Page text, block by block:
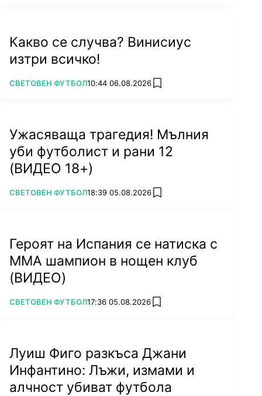
Какво се случва? Винисиус
изтри всичко!
ПОВЕЧЕ ОТ
СВЕТОВЕН ФУТБОЛ10:44 06.08.2026 add favorites
Ужасяваща трагедия! Мълния
уби футболист и рани 12
(ВИДЕО 18+)
ПОВЕЧЕ ОТ
СВЕТОВЕН ФУТБОЛ18:39 05.08.2026 add favorites
Героят на Испания се натиска с
ММА шампион в нощен клуб
(ВИДЕО)
ПОВЕЧЕ ОТ
СВЕТОВЕН ФУТБОЛ17:36 05.08.2026 add favorites
Луиш Фиго разкъса Джани
Инфантино: Лъжи, измами и
алчност убиват футбола